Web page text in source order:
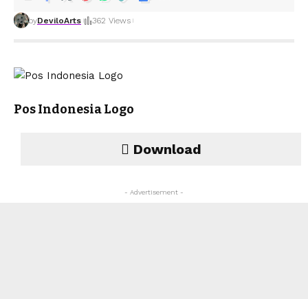
byDeviloArts 362 Views
Pos Indonesia Logo
Download
- Advertisement -